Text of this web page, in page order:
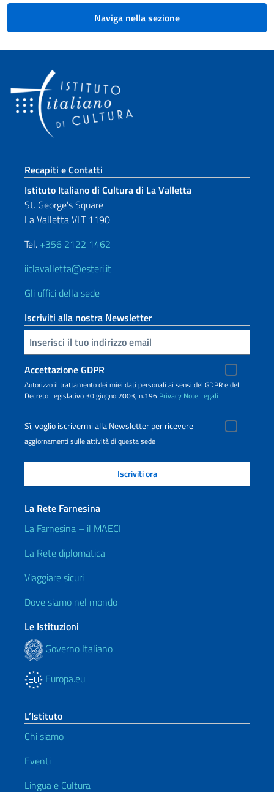
Naviga nella sezione
Sezione footer
Recapiti e Contatti
Istituto Italiano di Cultura di La Valletta
St. George’s Square
La Valletta VLT 1190
Tel. +356 2122 1462
iiclavalletta@esteri.it
Gli uffici della sede
Iscriviti alla nostra Newsletter
Inserisci la tua email
Accettazione GDPR
Autorizzo il trattamento dei miei dati personali ai sensi del GDPR e del
Decreto Legislativo 30 giugno 2003, n.196 Privacy Note Legali
Sì, voglio iscrivermi alla Newsletter per ricevere
aggiornamenti sulle attività di questa sede
La Rete Farnesina
La Farnesina – il MAECI
La Rete diplomatica
Viaggiare sicuri
Dove siamo nel mondo
Le Istituzioni
Governo Italiano
Europa.eu
L’Istituto
Chi siamo
Eventi
Lingua e Cultura